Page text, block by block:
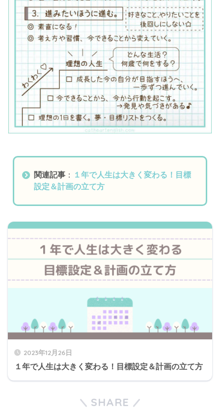
関連記事 ：
１年で人生は大きく変わる！目標
設定＆計画の立て方
2023年12月26日
１年で人生は大きく変わる！目標設定＆計画の立て方
SHARE